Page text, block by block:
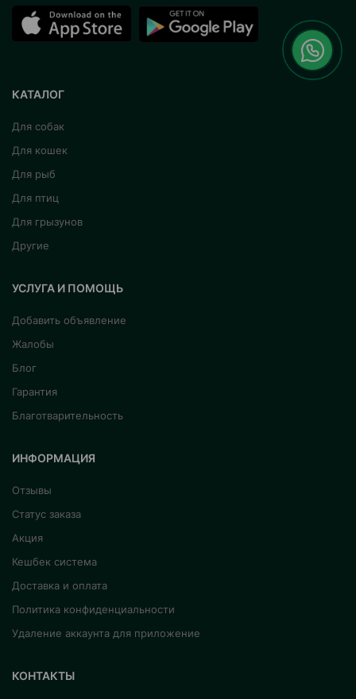
КАТАЛОГ
Для собак
Для кошек
Для рыб
Для птиц
Для грызунов
Другие
УСЛУГА И ПОМОЩЬ
Добавить объявление
Жалобы
Блог
Гарантия
Благотварительность
ИНФОРМАЦИЯ
Отзывы
Статус заказа
Акция
Кешбек система
Доставка и оплата
Политика конфиденциальности
Удаление аккаунта для приложение
КОНТАКТЫ